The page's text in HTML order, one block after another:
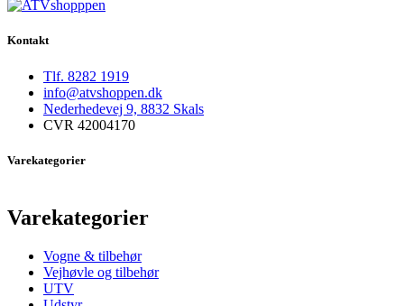
Kontakt
Tlf. 8282 1919
info@atvshoppen.dk
Nederhedevej 9, 8832 Skals
CVR 42004170
Varekategorier
Varekategorier
Vogne & tilbehør
Vejhøvle og tilbehør
UTV